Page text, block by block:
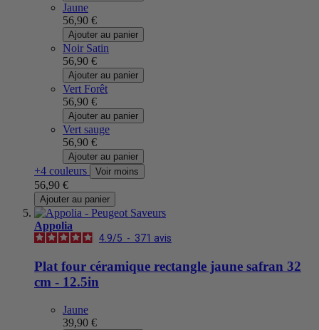
Jaune
56,90 €
Ajouter au panier
Noir Satin
56,90 €
Ajouter au panier
Vert Forêt
56,90 €
Ajouter au panier
Vert sauge
56,90 €
Ajouter au panier
+4 couleurs Voir moins
56,90 €
Ajouter au panier
Appolia
4.9/5 - 371 avis
Plat four céramique rectangle jaune safran 32
cm - 12.5in
Jaune
39,90 €